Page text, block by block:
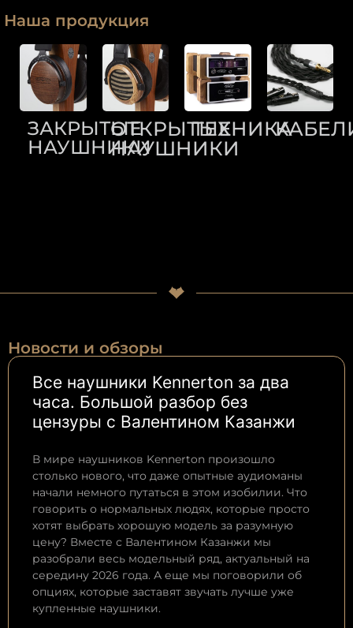
Наша продукция
ЗАКРЫТЫЕ
НАУШНИКИ
ОТКРЫТЫЕ
НАУШНИКИ
ТЕХНИКА
Новости и обзоры
Все наушники Kennerton за два
часа. Большой разбор без
цензуры с Валентином Казанжи
В мире наушников Kennerton произошло
столько нового, что даже опытные аудиоманы
начали немного путаться в этом изобилии. Что
говорить о нормальных людях, которые просто
хотят выбрать хорошую модель за разумную
цену? Вместе с Валентином Казанжи мы
разобрали весь модельный ряд, актуальный на
середину 2026 года. А еще мы поговорили об
опциях, которые заставят звучать лучше уже
купленные наушники.